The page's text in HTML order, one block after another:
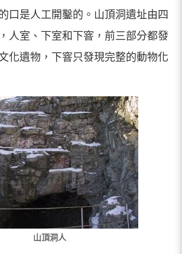
口是人工開鑿的。山頂洞遺址由四
人室、下室和下窨，前三部分都發
化遺物，下窨只發現完整的動物化
山頂洞人